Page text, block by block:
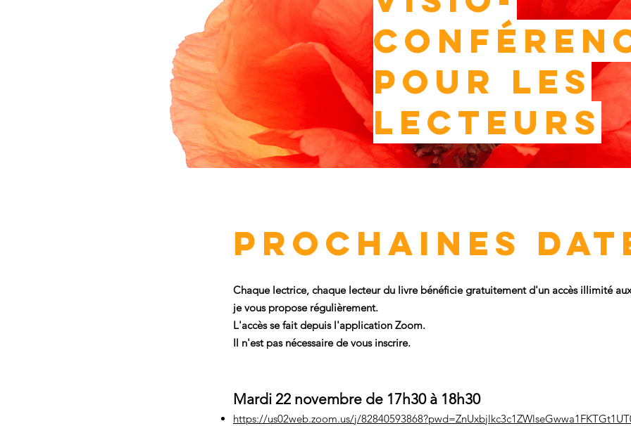
pour les
lecteurs
Prochaines
Chaque lectrice, chaque lecteur du livre bénéficie gratuitement d'un accès illimité
je vous propose régulièrement.
L'accès se fait depuis l'application Zoom.
Il n'est pas nécessaire de vous inscrire.
Mardi 22 novembre de 17h30 à 18h30
https://us02web.zoom.us/j/